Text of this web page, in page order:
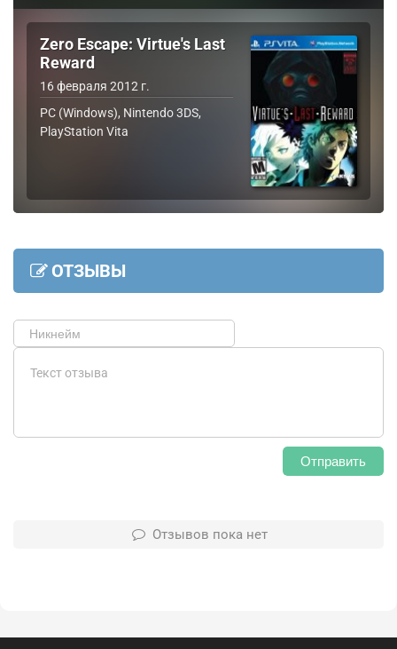
Zero Escape: Virtue's Last
Reward
16 февраля 2012 г.
PC (Windows), Nintendo 3DS,
PlayStation Vita
ОТЗЫВЫ
Отправить
Отзывов пока нет